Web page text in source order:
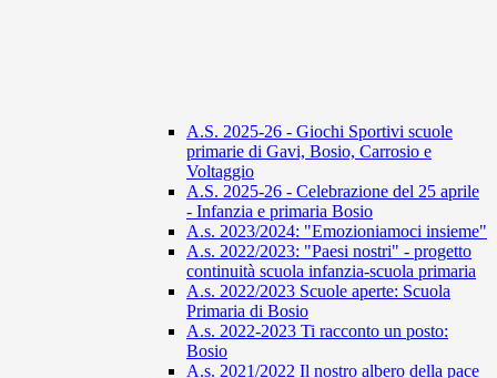
A.S. 2025-26 - Giochi Sportivi scuole
primarie di Gavi, Bosio, Carrosio e
Voltaggio
A.S. 2025-26 - Celebrazione del 25 aprile
- Infanzia e primaria Bosio
A.s. 2023/2024: "Emozioniamoci insieme"
A.s. 2022/2023: "Paesi nostri" - progetto
continuità scuola infanzia-scuola primaria
A.s. 2022/2023 Scuole aperte: Scuola
Primaria di Bosio
A.s. 2022-2023 Ti racconto un posto:
Bosio
A.s. 2021/2022 Il nostro albero della pace